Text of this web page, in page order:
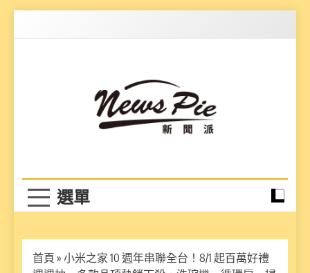
首頁 » 小米之家 10 週年串聯全台！8/1 起百萬好禮